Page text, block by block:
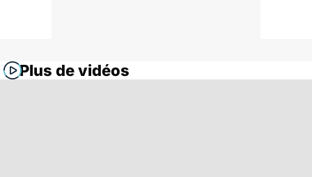
Plus de vidéos